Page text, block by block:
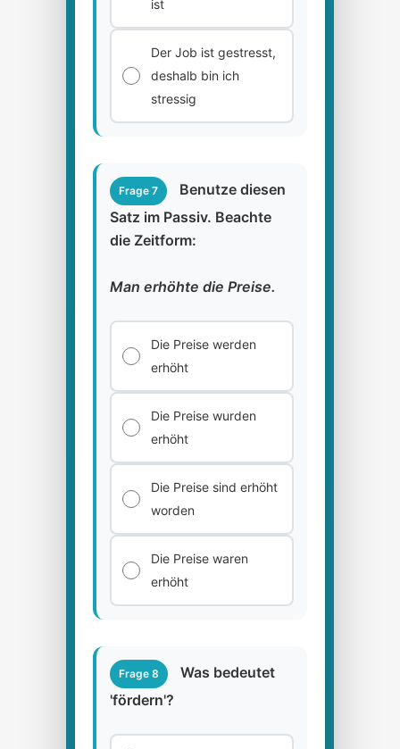
ist
Der Job ist gestresst,
deshalb bin ich
stressig
Frage 7
Benutze diesen
Satz im Passiv. Beachte
die Zeitform:
Man erhöhte die Preise.
Die Preise werden
erhöht
Die Preise wurden
erhöht
Die Preise sind erhöht
worden
Die Preise waren
erhöht
Frage 8
Was bedeutet
'fördern'?